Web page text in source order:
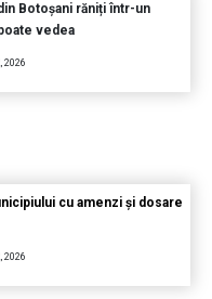
Botoșani răniți într-un
vedea
2026
cu amenzi și dosare
2026